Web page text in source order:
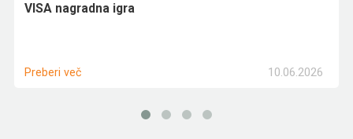
VISA nagradna igra
10.06.2026
Preberi več